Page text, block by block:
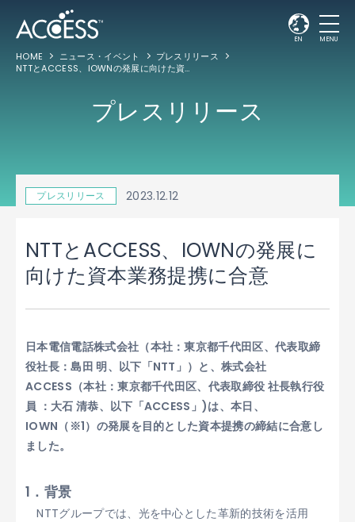
EN MENU
HOME ニュース・イベント
プレスリリース
NTTとACCESS、IOWNの発展に向けた資本業務提携に合意
プレスリリース
プレスリリース 2023.12.12
NTTとACCESS、IOWNの発展に
向けた資本業務提携に合意
日本電信電話株式会社（本社：東京都千代田区、代表取締
役社長：島田 明、以下「NTT」）と、株式会社
ACCESS（本社：東京都千代田区、代表取締役 社長執行役
員 ：大石 清恭、以下「ACCESS」)は、本日、
IOWN（※1）の発展を目的とした資本提携の締結に合意し
ました。
1．背景
NTTグループでは、光を中心とした革新的技術を活用